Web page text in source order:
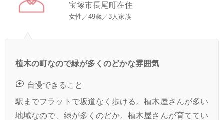
宝塚市長尾町在住
女性／49歳／3人家族
植木の町なので緑が多くのどかな雰囲気
自慢できること
駅までフラットで坂道なく歩ける。植木屋さんが多い
地域なので、緑が多くのどか。植木屋さんが育ててい